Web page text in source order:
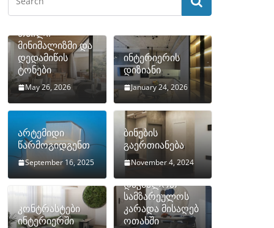
თბილი
მინიმალიზმი და
დედამიწის
ტონები
May 26, 2026
ინტერიერის
დიზიანი
January 24, 2026
არტემიდი
წარმოგიდგენთ
September 16, 2025
ბინების
გაერთიანება
November 4, 2024
კონტრასტები
ინტერიერში
როგორ
დავმალოთ
სამზარეულოს
კარადა მისაღებ
ოთახში